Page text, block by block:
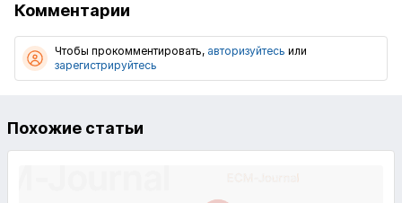
Комментарии
Чтобы прокомментировать, авторизуйтесь или
зарегистрируйтесь
Похожие статьи